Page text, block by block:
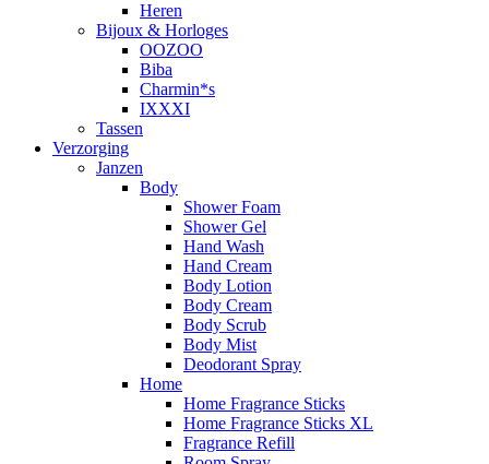
Heren
Bijoux & Horloges
OOZOO
Biba
Charmin*s
IXXXI
Tassen
Verzorging
Janzen
Body
Shower Foam
Shower Gel
Hand Wash
Hand Cream
Body Lotion
Body Cream
Body Scrub
Body Mist
Deodorant Spray
Home
Home Fragrance Sticks
Home Fragrance Sticks XL
Fragrance Refill